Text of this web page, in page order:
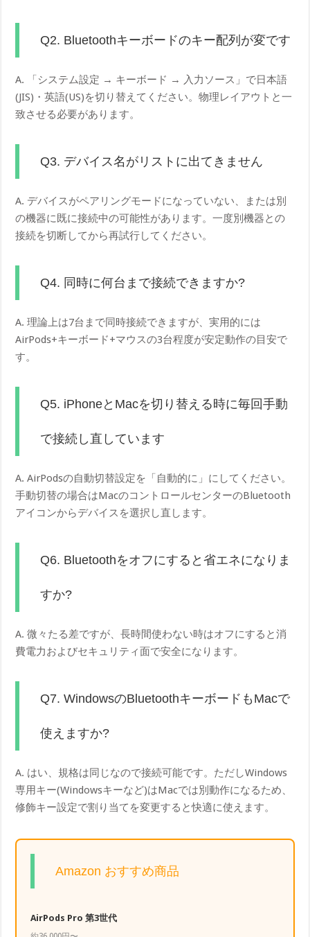
Q2. Bluetoothキーボードのキー配列が変です
A. 「システム設定 → キーボード → 入力ソース」で日本語
(JIS)・英語(US)を切り替えてください。物理レイアウトと一
致させる必要があります。
Q3. デバイス名がリストに出てきません
A. デバイスがペアリングモードになっていない、または別
の機器に既に接続中の可能性があります。一度別機器との
接続を切断してから再試行してください。
Q4. 同時に何台まで接続できますか?
A. 理論上は7台まで同時接続できますが、実用的には
AirPods+キーボード+マウスの3台程度が安定動作の目安で
す。
Q5. iPhoneとMacを切り替える時に毎回手動
で接続し直しています
A. AirPodsの自動切替設定を「自動的に」にしてください。
手動切替の場合はMacのコントロールセンターのBluetooth
アイコンからデバイスを選択し直します。
Q6. Bluetoothをオフにすると省エネになりま
すか?
A. 微々たる差ですが、長時間使わない時はオフにすると消
費電力およびセキュリティ面で安全になります。
Q7. WindowsのBluetoothキーボードもMacで
使えますか?
A. はい、規格は同じなので接続可能です。ただしWindows
専用キー(Windowsキーなど)はMacでは別動作になるため、
修飾キー設定で割り当てを変更すると快適に使えます。
Amazon おすすめ商品
AirPods Pro 第3世代